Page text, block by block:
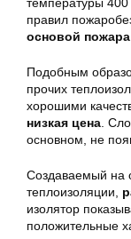
правил
основой пожара
Подобным
прочих
хорошими
низкая цена .
основном, не
Создаваемый на
теплоизоляции,
изолятор
положительные